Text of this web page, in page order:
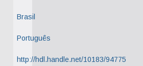
Brasil
Português
http://hdl.handle.net/10183/94775